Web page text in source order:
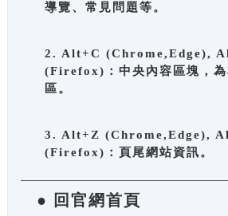
導覽、常見問題等。
2. Alt+C (Chrome,Edge),
(Firefox)：中央內容區塊，為
區。
3. Alt+Z (Chrome,Edge),
(Firefox)：頁尾網站資訊。
● 回官網首頁